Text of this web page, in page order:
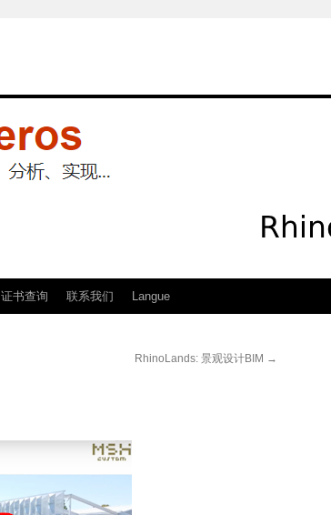
证书查询 联系我们 Langue
RhinoLands: 景观设计BIM →